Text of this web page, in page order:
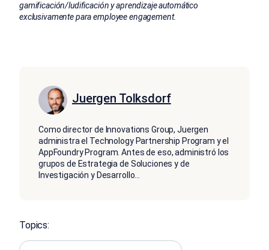
gamificación/ludificación y aprendizaje automático
exclusivamente para employee engagement.
Juergen Tolksdorf
Como director de Innovations Group, Juergen
administra el Technology Partnership Program y el
AppFoundry Program. Antes de eso, administró los
grupos de Estrategia de Soluciones y de
Investigación y Desarrollo...
Topics: